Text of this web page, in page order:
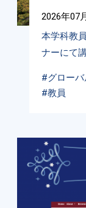
2026年07
本学科教
ナーにて
#グロー
#教員